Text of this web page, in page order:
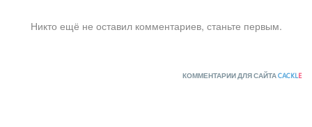
Никто ещё не оставил комментариев, станьте первым.
КОММЕНТАРИИ ДЛЯ САЙТАCACKLE